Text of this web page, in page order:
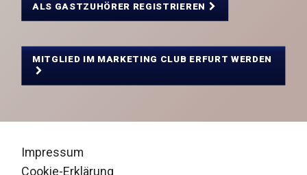
ALS GASTZUHÖRER REGISTRIEREN
MITGLIED IM MARKETING CLUB ERFURT WERDEN
Impressum
Cookie-Erklärung